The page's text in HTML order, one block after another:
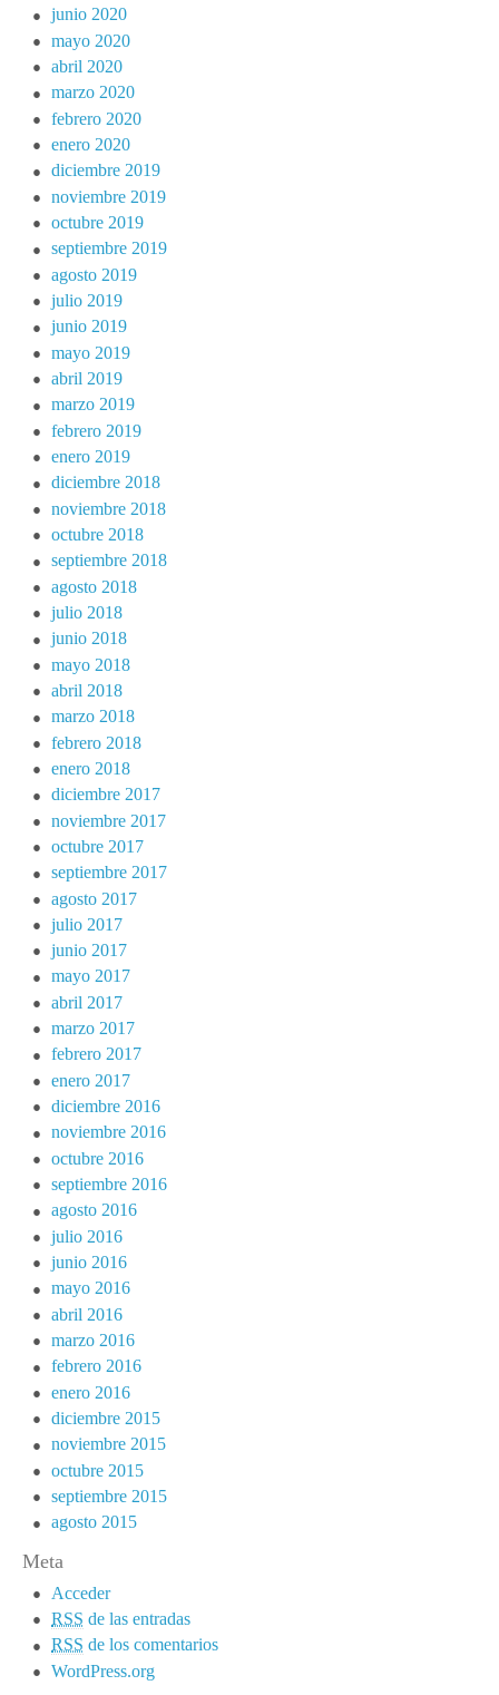
junio 2020
mayo 2020
abril 2020
marzo 2020
febrero 2020
enero 2020
diciembre 2019
noviembre 2019
octubre 2019
septiembre 2019
agosto 2019
julio 2019
junio 2019
mayo 2019
abril 2019
marzo 2019
febrero 2019
enero 2019
diciembre 2018
noviembre 2018
octubre 2018
septiembre 2018
agosto 2018
julio 2018
junio 2018
mayo 2018
abril 2018
marzo 2018
febrero 2018
enero 2018
diciembre 2017
noviembre 2017
octubre 2017
septiembre 2017
agosto 2017
julio 2017
junio 2017
mayo 2017
abril 2017
marzo 2017
febrero 2017
enero 2017
diciembre 2016
noviembre 2016
octubre 2016
septiembre 2016
agosto 2016
julio 2016
junio 2016
mayo 2016
abril 2016
marzo 2016
febrero 2016
enero 2016
diciembre 2015
noviembre 2015
octubre 2015
septiembre 2015
agosto 2015
Meta
Acceder
RSS de las entradas
RSS de los comentarios
WordPress.org